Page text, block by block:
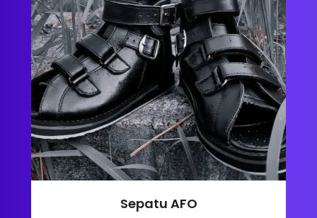
Sepatu AFO